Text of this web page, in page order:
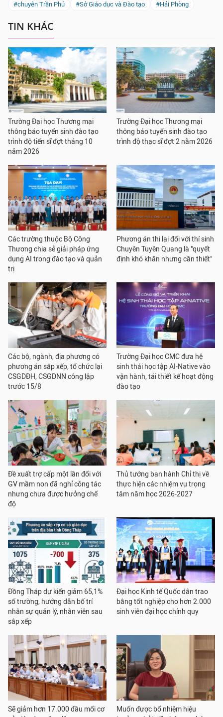
#chuyên Trần Phú
#Sở Giáo dục và Đào tạo #Hải Phòng
TIN KHÁC
Trường Đại học Thương mại
thông báo tuyển sinh đào tạo
trình độ tiến sĩ đợt tháng 10
năm 2026
Trường Đại học Thương mại
thông báo tuyển sinh đào tạo
trình độ thạc sĩ đợt 2 năm 2026
Các trường thuộc Bộ Công
Thương chia sẻ giải pháp ứng
dụng AI trong đào tạo và quản
trị
Phương án thi lại đối với thí sinh
Chuyên Tuyên Quang là "quyết
định khó khăn nhưng cần thiết"
Các bộ, ngành, địa phương có
phương án sắp xếp, tổ chức lại
CSGDĐH, CSGDNN công lập
trước 15/8
Trường Đại học CMC đưa hệ
sinh thái học tập AI-Native vào
vận hành, tái thiết kế hoạt động
đào tạo
Đề xuất trợ cấp một lần đối với
GV mầm non đã nghỉ công tác
nhưng chưa được hưởng chế
độ
Thủ tướng ban hành Chỉ thị về
thực hiện các nhiệm vụ trọng
tâm năm học 2026-2027
Đồng Tháp dự kiến giảm 65,1%
số trường, hướng dẫn bố trí
nhân sự quản lý, nhân viên sau
sắp xếp
Đại học Kinh tế Quốc dân trao
bằng tốt nghiệp cho hơn 2.000
sinh viên đại học chính quy
Sẽ giảm hơn 17.000 đầu mối cơ
Muốn được bổ nhiệm hiệu